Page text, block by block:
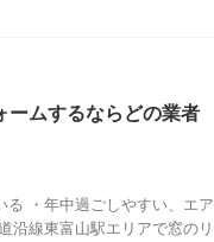
ームするならどの業者
る ・年中過ごしやすい、エア
沿線東富山駅エリアで窓のリ